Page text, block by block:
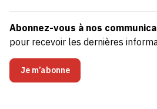
Abonnez-vous à nos
pour recevoir les dernières
Je m’abonne